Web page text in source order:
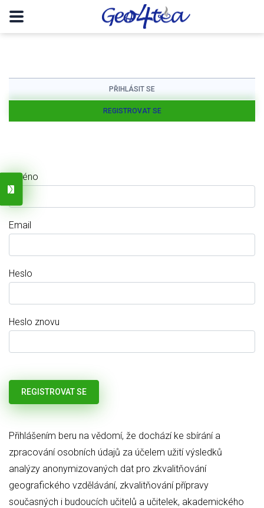
PŘIHLÁSIT SE
REGISTROVAT SE
Jméno
Email
Heslo
Heslo znovu
Přihlášením beru na vědomí, že dochází ke sbírání a
zpracování osobních údajů za účelem užití výsledků
analýzy anonymizovaných dat pro zkvalitňování
geografického vzdělávání, zkvalitňování přípravy
současných i budoucích učitelů a učitelek, akademického